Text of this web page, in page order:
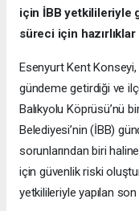
için İBB yetkilileriyle
süreci için
Esenyurt Kent Konseyi,
gündeme getirdiği ve
Balıkyolu Köprüsü’nü
Belediyesi’nin (İBB)
sorunlarından biri
için güvenlik riski
yetkilileriyle yapılan